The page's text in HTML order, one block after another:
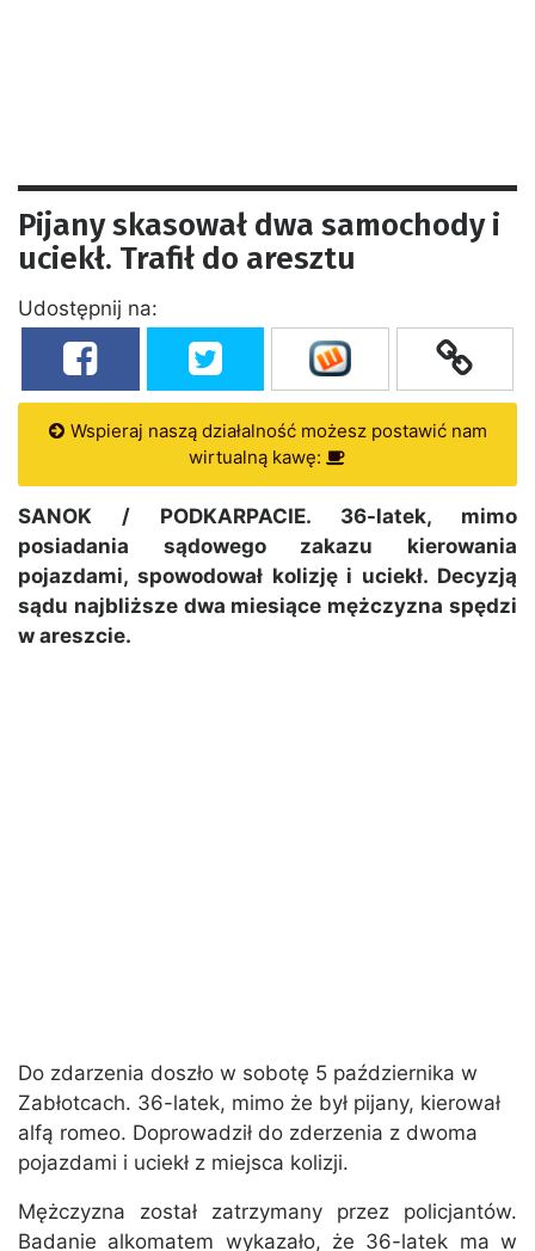
Pijany skasował dwa samochody i
uciekł. Trafił do aresztu
Udostępnij na:
Wspieraj naszą działalność możesz postawić nam
wirtualną kawę:
SANOK / PODKARPACIE. 36-latek, mimo
posiadania sądowego zakazu kierowania
pojazdami, spowodował kolizję i uciekł. Decyzją
sądu najbliższe dwa miesiące mężczyzna spędzi
w areszcie.
Do zdarzenia doszło w sobotę 5 października w
Zabłotcach. 36-latek, mimo że był pijany, kierował
alfą romeo. Doprowadził do zderzenia z dwoma
pojazdami i uciekł z miejsca kolizji.
Mężczyzna został zatrzymany przez policjantów.
Badanie alkomatem wykazało, że 36-latek ma w